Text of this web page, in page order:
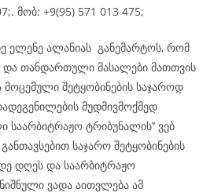
მობ: +9(95) 571 013 475;
ელენე ალანიას განემარტოს, რომ
თანდართული მასალები მათთვის
შეტყობინების საჯაროდ
მუდმივმოქმედ
საარბიტრაჟო ტრიბუნალის’’ ვებ
განთავსებით საჯარო შეტყობინების
დღეს და საარბიტრაჟო
ვადა აითვლება ამ